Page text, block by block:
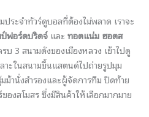
ระจำทัวร์ดูบอลที่ต้องไม่พลาด เราจะ
ฟอร์ดบริดจ์ และ ทอตแน่ม ฮอตส
บ 3 สนามดังของเมืองหลวง เข้าไปดู
าะในสนามขึ้นแสตนด์ไปถ่ายรูปมุม
ม้านั่งสำรองและผู้จัดการทีม ปิดท้าย
องสโมสร ซึ่งมีสินค้าให้เลือกมากมาย